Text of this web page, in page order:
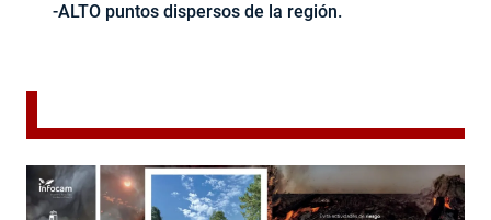
-ALTO puntos dispersos de la región.